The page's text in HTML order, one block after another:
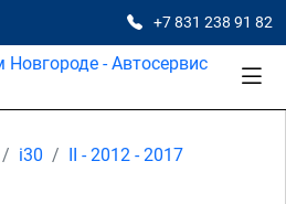
+7 831 238 91 82
i30
II - 2012 - 2017